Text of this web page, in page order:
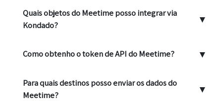
Quais objetos do Meetime posso integrar via
Kondado?
▼
Como obtenho o token de API do Meetime? ▼
Para quais destinos posso enviar os dados do
Meetime?
▼